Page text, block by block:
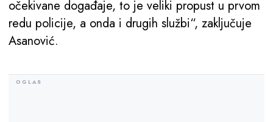
očekivane događaje, to je veliki propust u prvom
redu policije, a onda i drugih službi“, zaključuje
Asanović.